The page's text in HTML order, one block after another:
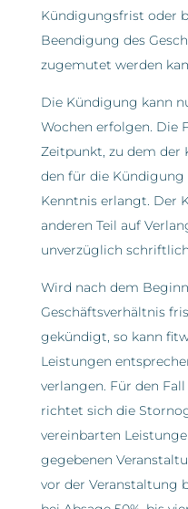
Kündigungsfrist oder
Beendigung des
zugemutet werden
Die Kündigung kann
Wochen erfolgen. Die
Zeitpunkt, zu dem der
den für die Kündigung
Kenntnis erlangt. Der
anderen Teil auf
unverzüglich
Wird nach dem
Geschäftsverhältnis
gekündigt, so kann
Leistungen
verlangen. Für den
richtet sich die
vereinbarten
gegebenen
vor der Veranstaltung